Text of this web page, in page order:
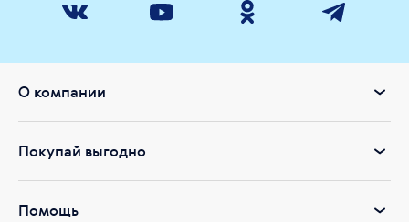
О компании
Покупай выгодно
Помощь